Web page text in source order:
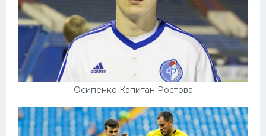
Осипенко Капитан Ростова